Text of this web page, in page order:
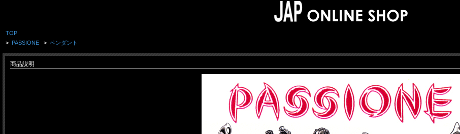
TOP
> PASSIONE > ペンダント
商品説明